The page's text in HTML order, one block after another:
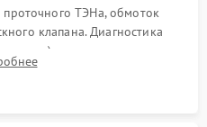
ТЭНа, обмоток
клапана. Диагностика
воды), датчика мутности,
модуля управления.